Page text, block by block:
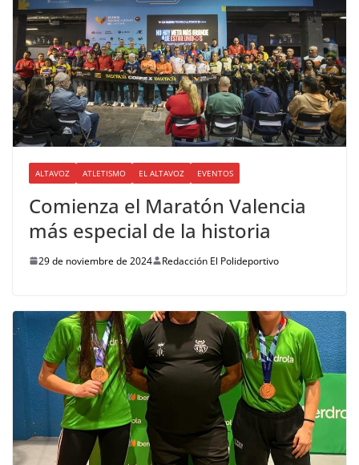
ALTAVOZ ATLETISMO EL ALTAVOZ EVENTOS
Comienza el Maratón Valencia
más especial de la historia
29 de noviembre de 2024 Redacción El Polideportivo